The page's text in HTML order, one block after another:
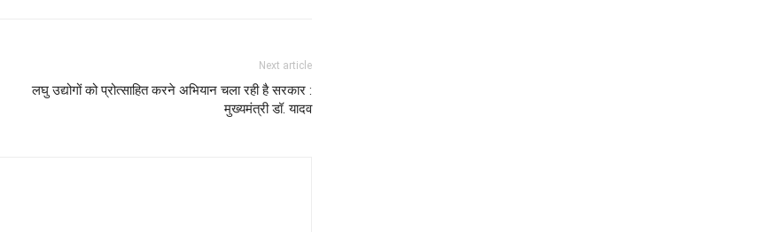
Next article
लघु उद्योगों को प्रोत्साहित करने अभियान चला रही है सरकार :
मुख्यमंत्री डॉ. यादव